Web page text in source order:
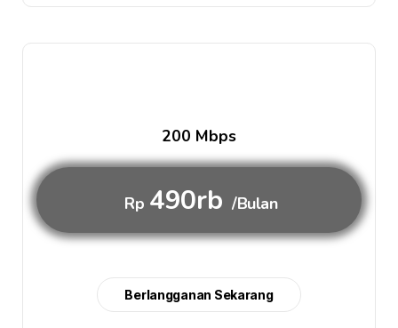
200 Mbps
Rp 490rb /Bulan
Berlangganan Sekarang